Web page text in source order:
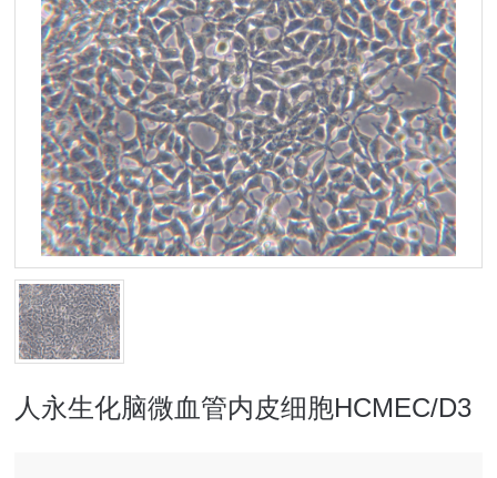
人永生化脑微血管内皮细胞HCMEC/D3